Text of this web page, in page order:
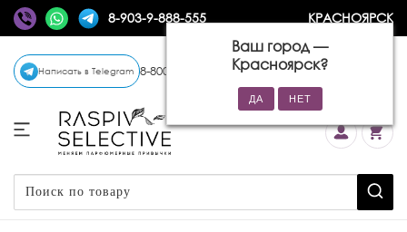
8-903-9-888-555 КРАСНОЯРСК
Ваш город —
Красноярск?
Написать в Telegram 8-800-770-72-34 (бесплатно)